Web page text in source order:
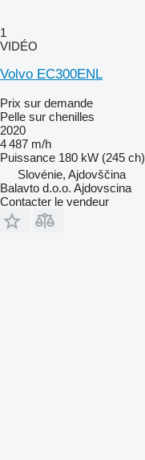
1
VIDÉO
Volvo EC300ENL
Prix sur demande
Pelle sur chenilles
2020
4 487 m/h
Puissance 180 kW (245 ch)
Slovénie, Ajdovščina
Balavto d.o.o. Ajdovscina
Contacter le vendeur